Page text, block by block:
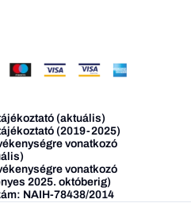
(aktuális)
(2019-2025)
vonatkozó
vonatkozó
2025. októberig)
NAIH-78438/2014